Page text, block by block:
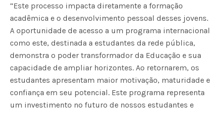
“Este processo impacta diretamente a formação
acadêmica e o desenvolvimento pessoal desses jovens.
A oportunidade de acesso a um programa internacional
como este, destinada a estudantes da rede pública,
demonstra o poder transformador da Educação e sua
capacidade de ampliar horizontes. Ao retornarem, os
estudantes apresentam maior motivação, maturidade e
confiança em seu potencial. Este programa representa
um investimento no futuro de nossos estudantes e